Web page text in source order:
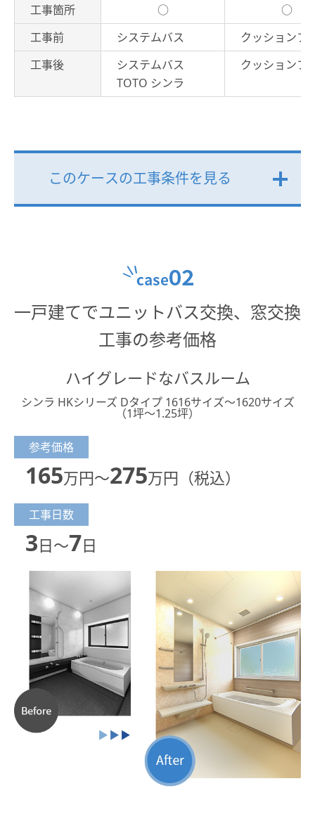
工事箇所 ○
○
工事前
システムバス
クッションフ
工事後
システムバス
TOTO シンラ
クッションフ
このケースの工事条件を見る
開
く
一戸建てでユニットバス交換、窓交換
工事の参考価格
ハイグレードなバスルーム
シンラ HKシリーズ Dタイプ 1616サイズ～1620サイズ
（1坪～1.25坪）
参考価格
165万円～275万円（税込）
工事日数
3日～7日